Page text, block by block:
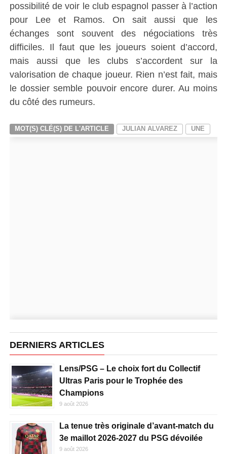
possibilité de voir le club espagnol passer à l’action
pour Lee et Ramos. On sait aussi que les
échanges sont souvent des négociations très
difficiles. Il faut que les joueurs soient d’accord,
mais aussi que les clubs s’accordent sur la
valorisation de chaque joueur. Rien n’est fait, mais
le dossier semble pouvoir encore durer. Au moins
du côté des rumeurs.
MOT(S) CLÉ(S) DE L'ARTICLE JULIAN ALVAREZ UNE
DERNIERS ARTICLES
Lens/PSG – Le choix fort du Collectif
Ultras Paris pour le Trophée des
Champions
9 août 2026
La tenue très originale d’avant-match du
3e maillot 2026-2027 du PSG dévoilée
9 août 2026